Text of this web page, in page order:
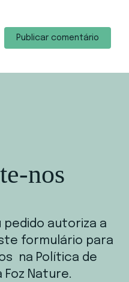
nos
autoriza a
formulário para
na Política de
Foz Nature.